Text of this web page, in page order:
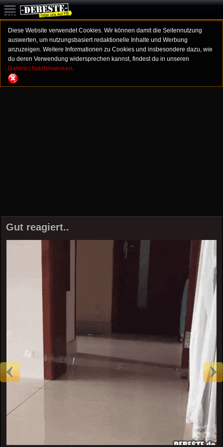
Diese Website verwendet Cookies. Wir können damit die Seitennutzung
auswerten, um nutzungsbasiert redaktionelle Inhalte und Werbung
anzuzeigen. Weitere Informationen zu Cookies und insbesondere dazu, wie
du deren Verwendung widersprechen kannst, findest du in unseren
Datenschutzhinweisen.
Gut reagiert..